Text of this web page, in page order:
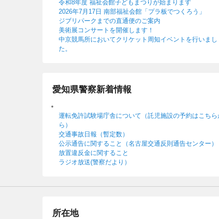
令和8年度 福祉会館子どもまつりが始まります
2026年7月17日 南部福祉会館「プラ板でつくろう」
ジブリパークまでの直通便のご案内
美術展コンサートを開催します！
中京競馬所においてクリケット周知イベントを行いまし
た。
愛知県警察新着情報
運転免許試験場庁舎について（託児施設の予約はこちら
ら）
交通事故日報（暫定数）
公示通告に関すること（名古屋交通反則通告センター）
放置違反金に関すること
ラジオ放送(警察だより）
所在地